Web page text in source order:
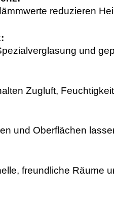
reduzieren
und
Zugluft,
und Oberflächen
freundliche Räume